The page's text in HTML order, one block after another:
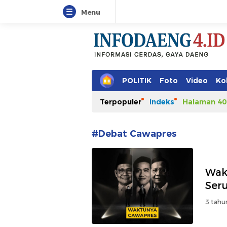
Menu
POLITIK Foto Video
Terpopuler Indeks Halaman
#Debat Cawapres
3